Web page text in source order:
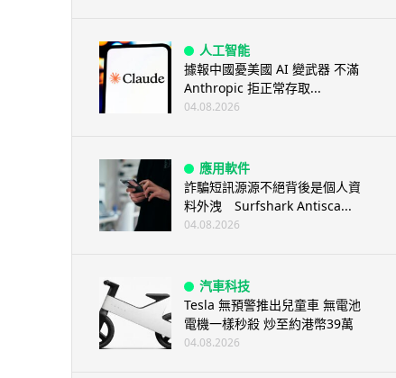
人工智能
據報中國憂美國 AI 變武器 不滿
Anthropic 拒正常存取...
04.08.2026
應用軟件
詐騙短訊源源不絕背後是個人資
料外洩 Surfshark Antisca...
04.08.2026
汽車科技
Tesla 無預警推出兒童車 無電池
電機一樣秒殺 炒至約港幣39萬
04.08.2026